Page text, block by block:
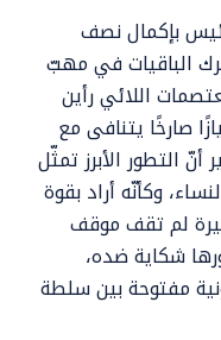
بإكمال نصف
الباقيات في مهبّ
اللائي رأين
صارخًا يتنافى مع
التطور الأبرز تمثّل
وكأنّه أراد بقوة
لم تقف موقف
شكاية ضده،
مفتوحة بين سلطة